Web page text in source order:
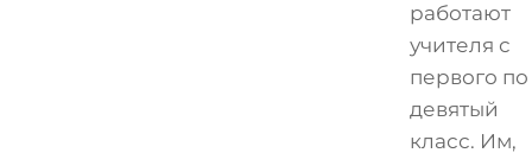
работают
учителя с
первого по
девятый
класс. Им,